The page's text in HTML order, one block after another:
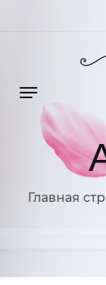
Главная